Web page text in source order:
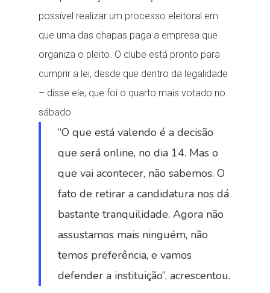
possível realizar um processo eleitoral em
que uma das chapas paga a empresa que
organiza o pleito. O clube está pronto para
cumprir a lei, desde que dentro da legalidade
– disse ele, que foi o quarto mais votado no
sábado.
“O que está valendo é a decisão
que será online, no dia 14. Mas o
que vai acontecer, não sabemos. O
fato de retirar a candidatura nos dá
bastante tranquilidade. Agora não
assustamos mais ninguém, não
temos preferência, e vamos
defender a instituição”, acrescentou.